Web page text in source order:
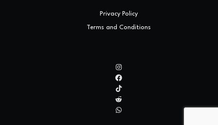
Privacy Policy
Terms and Conditions
EN
Log in